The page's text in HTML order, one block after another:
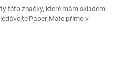
této značky, které mám skladem
Paper Mate přímo v